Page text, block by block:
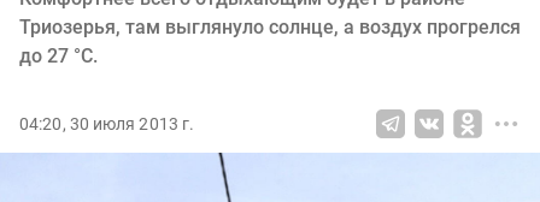
Триозерья, там выглянуло солнце, а воздух прогрелся
до 27 °С.
04:20, 30 июля 2013 г.